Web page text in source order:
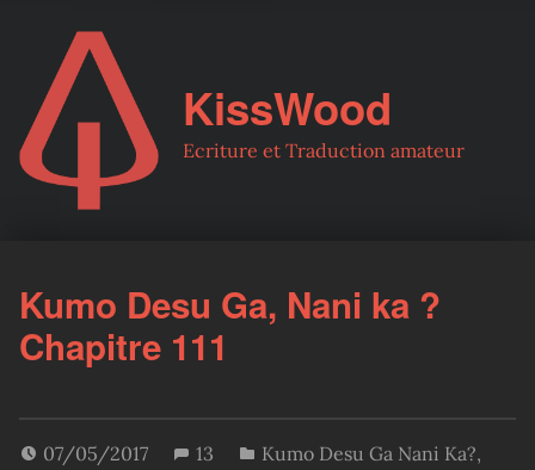
KissWood
Ecriture et Traduction amateur
Kumo Desu Ga, Nani ka ?
Chapitre 111
07/05/2017 13 Kumo Desu Ga Nani Ka?,